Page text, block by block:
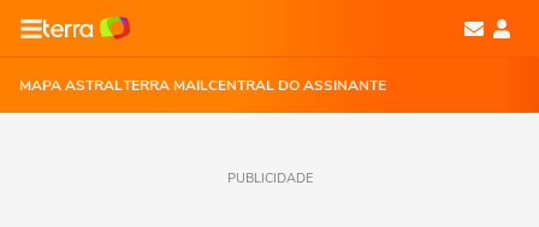
MAPA ASTRALTERRA MAILCENTRAL DO ASSINANTE
PUBLICIDADE